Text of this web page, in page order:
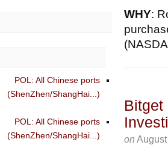
WHY:
Bitget
on
POL: All Chinese ports
(ShenZhen/ShangHai...)
POL: All Chinese ports
(ShenZhen/ShangHai...)